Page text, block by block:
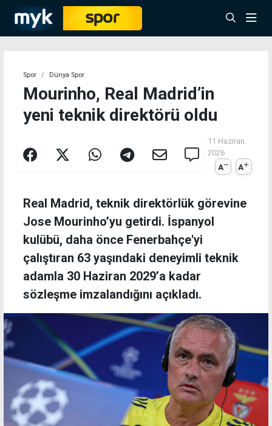
Spor Dünya Spor
Mourinho, Real Madrid’in
yeni teknik direktörü oldu
11 Haziran
2026
A
A
Real Madrid, teknik direktörlük görevine
Jose Mourinho’yu getirdi. İspanyol
kulübü, daha önce Fenerbahçe'yi
çalıştıran 63 yaşındaki deneyimli teknik
adamla 30 Haziran 2029’a kadar
sözleşme imzalandığını açıkladı.